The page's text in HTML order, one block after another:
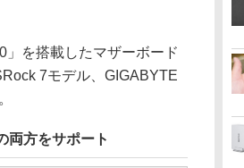
を搭載したマザーボード
7モデル、GIGABYTE
両方をサポート